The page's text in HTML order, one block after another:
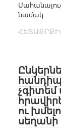
նամակ
չգիտեմ
ու
սեղանի